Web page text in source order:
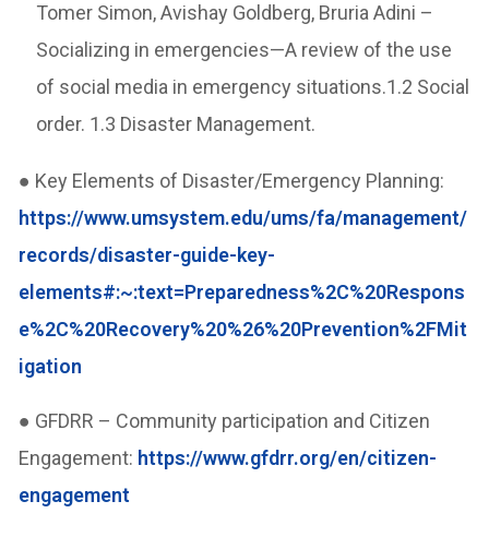
Tomer Simon, Avishay Goldberg, Bruria Adini –
Socializing in emergencies—A review of the use
of social media in emergency situations.1.2 Social
order. 1.3 Disaster Management.
● Key Elements of Disaster/Emergency Planning:
https://www.umsystem.edu/ums/fa/management/
records/disaster-guide-key-
elements#:~:text=Preparedness%2C%20Respons
e%2C%20Recovery%20%26%20Prevention%2FMit
igation
● GFDRR – Community participation and Citizen
Engagement: https://www.gfdrr.org/en/citizen-
engagement